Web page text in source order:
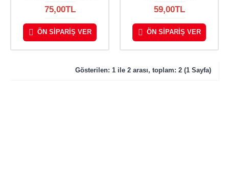
75,00TL
ÖN SIPARIŞ VER
59,00TL
ÖN SIPARIŞ VER
Gösterilen: 1 ile 2 arası, toplam: 2 (1 Sayfa)